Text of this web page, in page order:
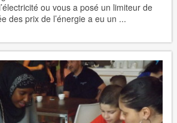
ou vous a posé un limiteur de
des prix de l’énergie a eu un ...